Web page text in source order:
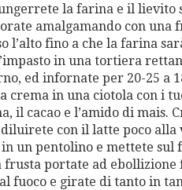
la farina e il lievito
amalgamando con una
l’alto fino a che la farina
in una tortiera
ed infornate per 20-25 a
crema in una ciotola con i
il cacao e l’amido di mais.
con il latte poco alla
un pentolino e mettete sul
frusta portate ad ebollizione
fuoco e girate di tanto in